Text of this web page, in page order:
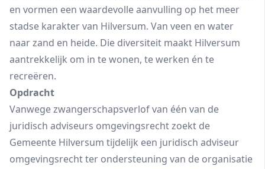
en vormen een waardevolle aanvulling op het meer
stadse karakter van Hilversum. Van veen en water
naar zand en heide. Die diversiteit maakt Hilversum
aantrekkelijk om in te wonen, te werken én te
recreëren.
Opdracht
Vanwege zwangerschapsverlof van één van de
juridisch adviseurs omgevingsrecht zoekt de
Gemeente Hilversum tijdelijk een juridisch adviseur
omgevingsrecht ter ondersteuning van de organisatie